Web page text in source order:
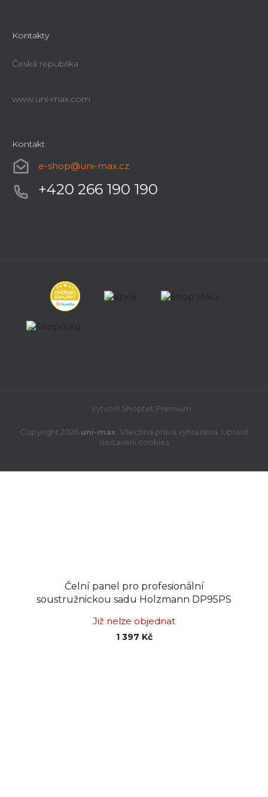
Čelní deska 90mm Holzmann PSE90
Čelní panel pro profesionální
soustružnickou sadu Holzmann DP95PS
Již nelze objednat
1 397 Kč
Kontakty
Česká republika
www.uni-max.com
Kontakt
e-shop@uni-max.cz
+420 266 190 190
Vytvořil Shoptet Premium
Copyright 2026 uni-max . Všechna práva vyhrazena. Upravit
nastavení cookies